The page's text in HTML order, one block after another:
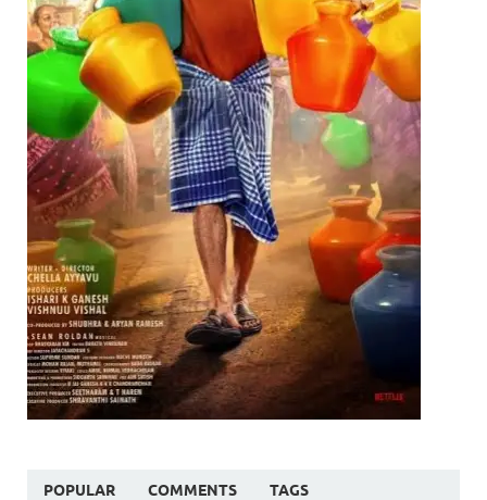
POPULAR COMMENTS TAGS